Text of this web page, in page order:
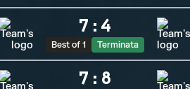
7 : 4
Best of 1 Terminata
7 : 8